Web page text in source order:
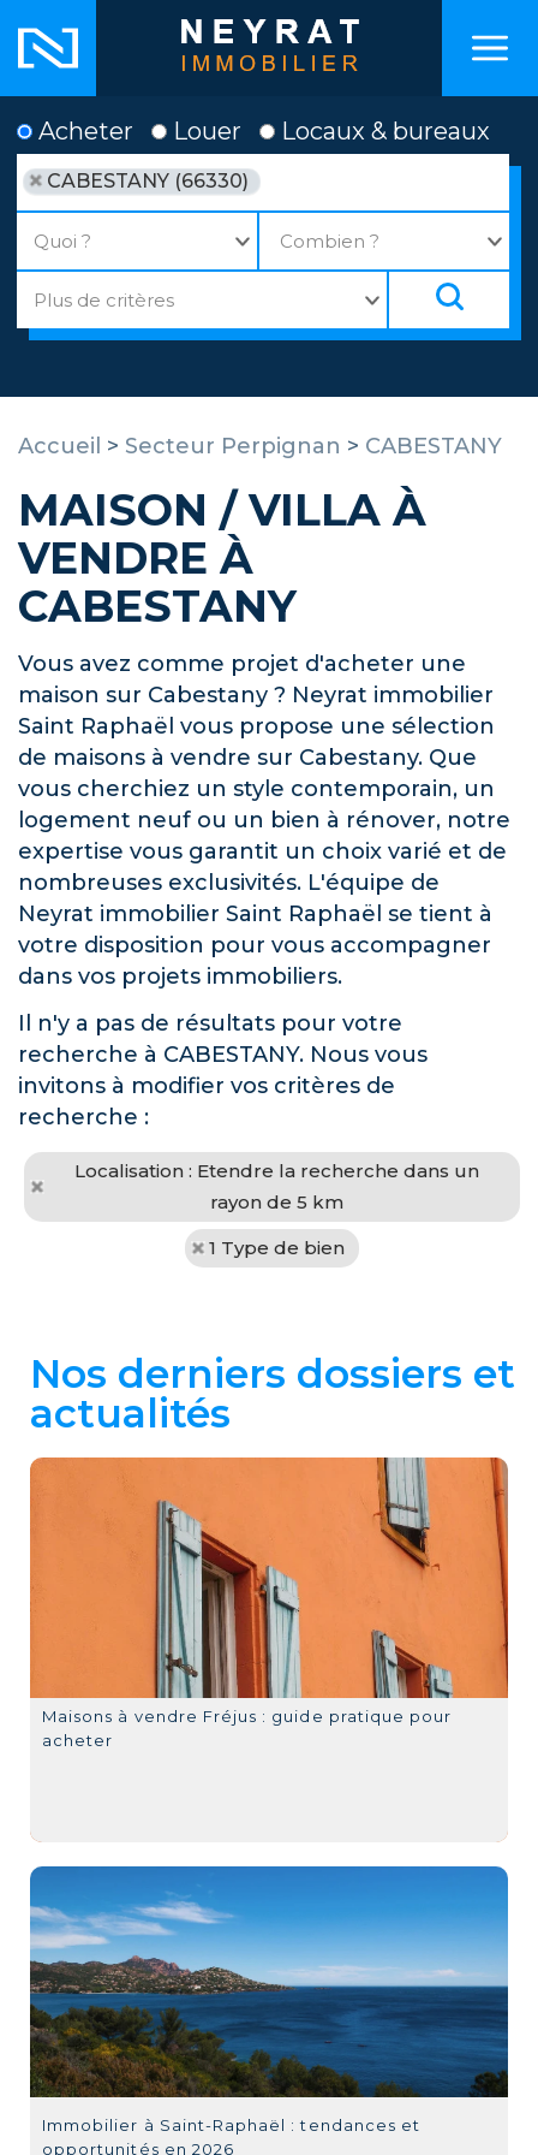
Acheter Louer Locaux & bureaux
CABESTANY (66330)
Accueil > Secteur Perpignan > CABESTANY
MAISON / VILLA À
VENDRE À
CABESTANY
Vous avez comme projet d'acheter une
maison sur Cabestany ? Neyrat immobilier
Saint Raphaël vous propose une sélection
de maisons à vendre sur Cabestany. Que
vous cherchiez un style contemporain, un
logement neuf ou un bien à rénover, notre
expertise vous garantit un choix varié et de
nombreuses exclusivités. L'équipe de
Neyrat immobilier Saint Raphaël se tient à
votre disposition pour vous accompagner
dans vos projets immobiliers.
Il n'y a pas de résultats pour votre
recherche à CABESTANY. Nous vous
invitons à modifier vos critères de
recherche :
Localisation : Etendre la recherche dans un
rayon de 5 km
1 Type de bien
Nos derniers dossiers et
actualités
Maisons à vendre Fréjus : guide pratique pour
acheter
Immobilier à Saint-Raphaël : tendances et
opportunités en 2026